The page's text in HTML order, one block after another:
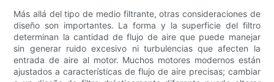
Más allá del tipo de medio filtrante, otras consideraciones de
diseño son importantes. La forma y la superficie del filtro
determinan la cantidad de flujo de aire que puede manejar
sin generar ruido excesivo ni turbulencias que afecten la
entrada de aire al motor. Muchos motores modernos están
ajustados a características de flujo de aire precisas; cambiar